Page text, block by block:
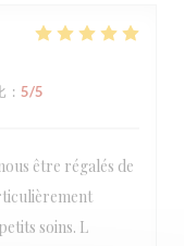
: 5/5
être régalés de
soins. L